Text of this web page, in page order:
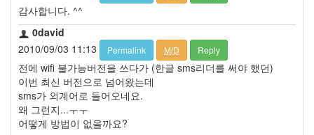
감사합니다. ^^
0david
2010/09/03 11:13
Permalink M/D Reply
전에 wifi 불가능버전을 쓰다가 (한글 sms리더를 써야 했던)
이번 최신 버전으로 넘어왔는데
sms가 외계어로 들어오네요.
왜 그런지...ㅜㅜ
어떻게 방법이 없을까요?